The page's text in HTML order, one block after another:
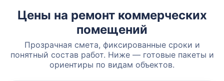
Цены на ремонт коммерческих
помещений
Прозрачная смета, фиксированные сроки и
понятный состав работ. Ниже — готовые пакеты и
ориентиры по видам объектов.